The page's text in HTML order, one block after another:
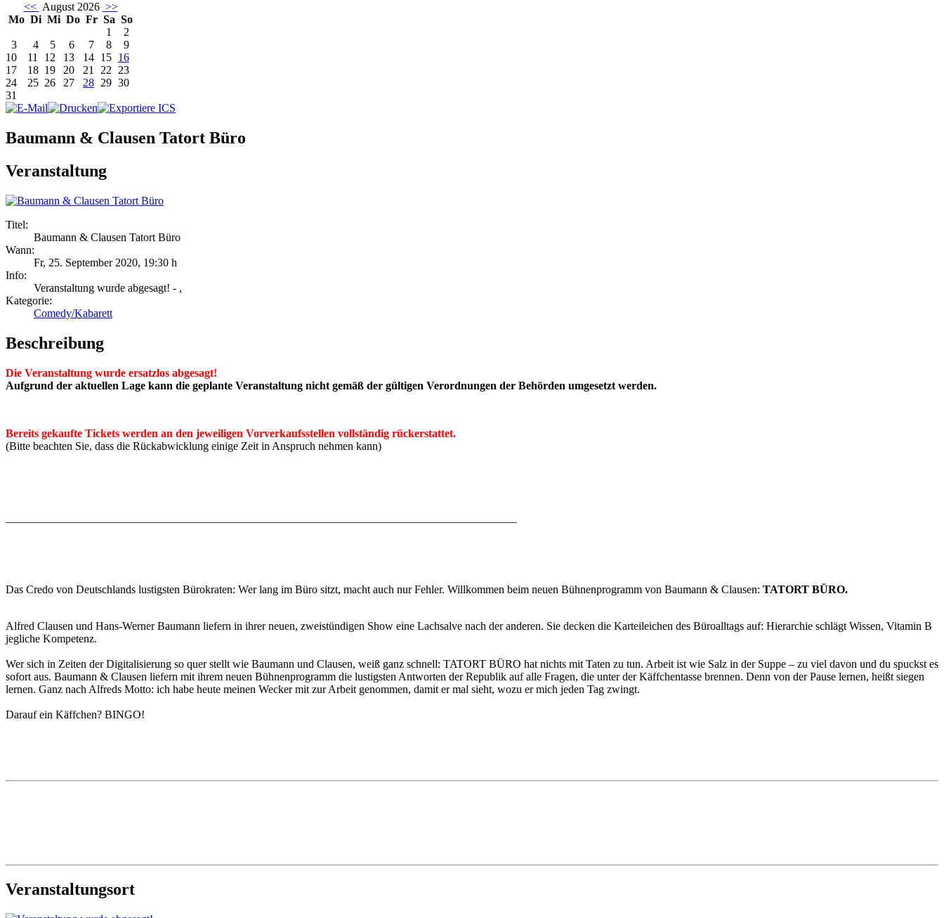
<< August 2026 >>
Mo Di Mi Do Fr Sa So
1
2
3
4 5 6 7 8
9
10
11 12 13 14 15 16
17
18 19 20 21 22 23
24
25 26 27 28 29 30
31
Baumann & Clausen Tatort Büro
Veranstaltung
Titel:
Baumann & Clausen Tatort Büro
Wann:
Fr, 25. September 2020, 19:30 h
Info:
Veranstaltung wurde abgesagt! - ,
Kategorie:
Comedy/Kabarett
Beschreibung
Die Veranstaltung wurde ersatzlos abgesagt!
Aufgrund der aktuellen Lage kann die geplante Veranstaltung nicht gemäß der gültigen Verordnungen der Behörden umgesetzt werden.
Bereits gekaufte Tickets werden an den jeweiligen Vorverkaufsstellen vollständig rückerstattet.
(Bitte beachten Sie, dass die Rückabwicklung einige Zeit in Anspruch nehmen kann)
Das Credo von Deutschlands lustigsten Bürokraten: Wer lang im Büro sitzt, macht auch nur Fehler. Willkommen beim neuen Bühnenprogramm von Baumann & Clausen: TATORT BÜRO.
Alfred Clausen und Hans-Werner Baumann liefern in ihrer neuen, zweistündigen Show eine Lachsalve nach der anderen. Sie decken die Karteileichen des Büroalltags auf: Hierarchie schlägt Wissen, Vitamin B
jegliche Kompetenz.
Wer sich in Zeiten der Digitalisierung so quer stellt wie Baumann und Clausen, weiß ganz schnell: TATORT BÜRO hat nichts mit Taten zu tun. Arbeit ist wie Salz in der Suppe – zu viel davon und du spuckst es
sofort aus. Baumann & Clausen liefern mit ihrem neuen Bühnenprogramm die lustigsten Antworten der Republik auf alle Fragen, die unter der Käffchentasse brennen. Denn von der Pause lernen, heißt siegen
lernen. Ganz nach Alfreds Motto: ich habe heute meinen Wecker mit zur Arbeit genommen, damit er mal sieht, wozu er mich jeden Tag zwingt.
Darauf ein Käffchen? BINGO!
Veranstaltungsort